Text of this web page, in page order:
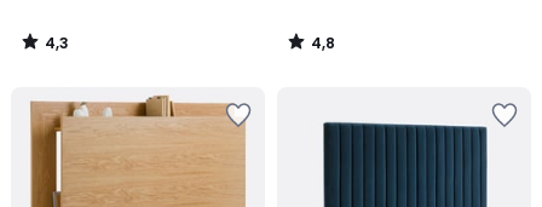
4,3
/
4,8
/